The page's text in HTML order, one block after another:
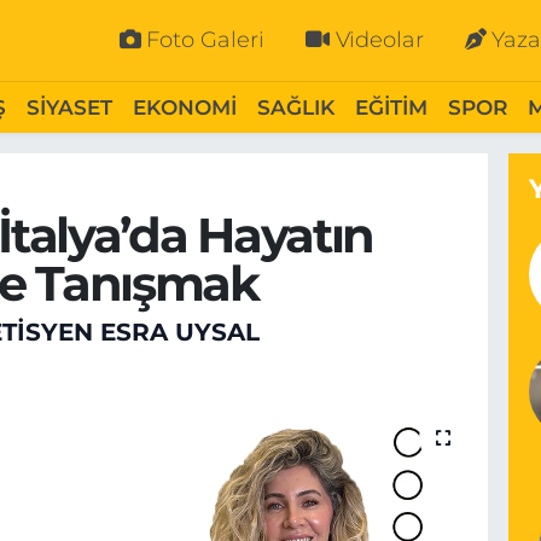
Foto Galeri Videolar
SİYASET EKONOMİ SAĞLIK EĞİTİM SPOR
Hayatın
Tanışmak
ESRA UYSAL